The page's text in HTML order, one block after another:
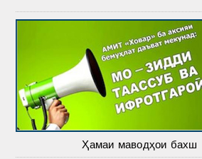
Ҳамаи маводҳои бахш